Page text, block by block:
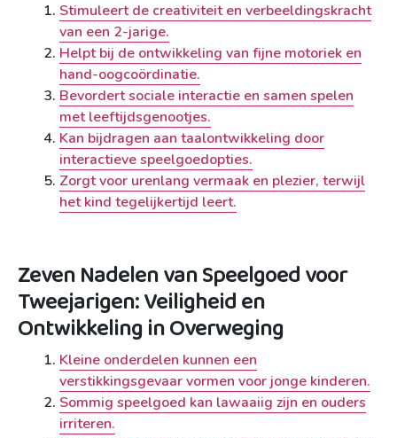
Stimuleert de creativiteit en verbeeldingskracht
van een 2-jarige.
Helpt bij de ontwikkeling van fijne motoriek en
hand-oogcoördinatie.
Bevordert sociale interactie en samen spelen
met leeftijdsgenootjes.
Kan bijdragen aan taalontwikkeling door
interactieve speelgoedopties.
Zorgt voor urenlang vermaak en plezier, terwijl
het kind tegelijkertijd leert.
Zeven Nadelen van Speelgoed voor
Tweejarigen: Veiligheid en
Ontwikkeling in Overweging
Kleine onderdelen kunnen een
verstikkingsgevaar vormen voor jonge kinderen.
Sommig speelgoed kan lawaaiig zijn en ouders
irriteren.